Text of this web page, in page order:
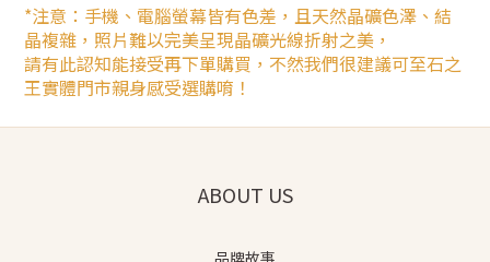
*注意：手機、電腦螢幕皆有色差，且天然晶礦色澤、結
晶複雜，照片難以完美呈現晶礦光線折射之美，
請有此認知能接受再下單購買，不然我們很建議可至石之
王實體門市親身感受選購唷！
ABOUT US
品牌故事